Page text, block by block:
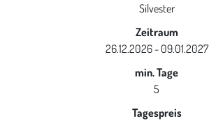
Silvester
Zeitraum
26.12.2026 - 09.01.2027
min. Tage
5
Tagespreis